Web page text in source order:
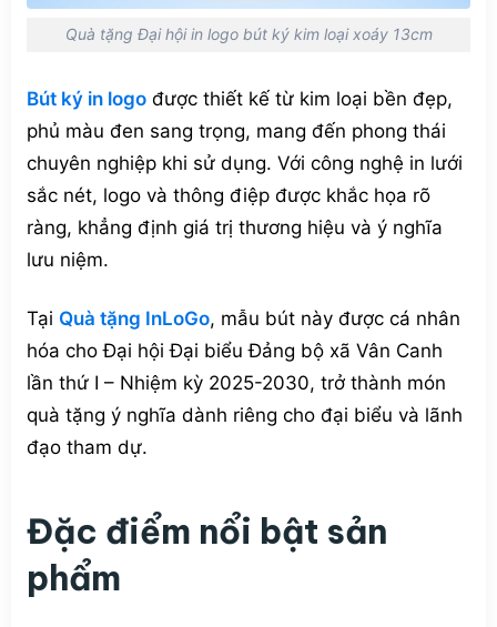
Quà tặng Đại hội in logo bút ký kim loại xoáy 13cm
Bút ký in logođược thiết kế từ kim loại bền đẹp,
phủ màu đen sang trọng, mang đến phong thái
chuyên nghiệp khi sử dụng. Với công nghệ in lưới
sắc nét, logo và thông điệp được khắc họa rõ
ràng, khẳng định giá trị thương hiệu và ý nghĩa
lưu niệm.
Tại Quà tặng InLoGo, mẫu bút này được cá nhân
hóa cho Đại hội Đại biểu Đảng bộ xã Vân Canh
lần thứ I – Nhiệm kỳ 2025-2030, trở thành món
quà tặng ý nghĩa dành riêng cho đại biểu và lãnh
đạo tham dự.
Đặc điểm nổi bật sản
phẩm